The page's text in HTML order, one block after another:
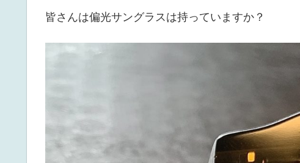
皆さんは偏光サングラスは持っていますか？